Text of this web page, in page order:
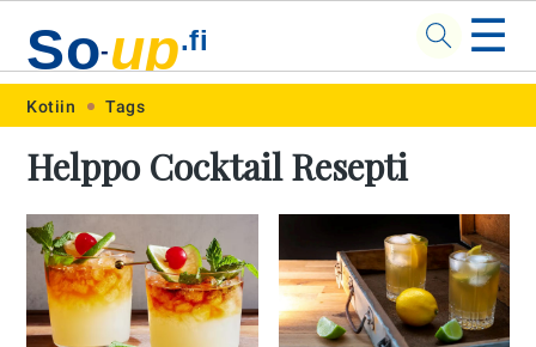
Skip
primary
navigation
Skip
main
content
Skip
primary
sidebar
Skip
footer
So-up.fi ☰
Kotiin Tags
Helppo Cocktail Resepti